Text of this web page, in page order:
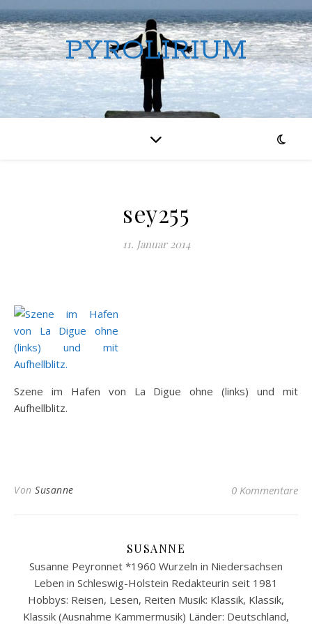
PYROLIRIUM
sey255
11. Januar 2014
Szene im Hafen von La Digue ohne (links) und mit
Aufhellblitz.
Von Susanne 0 Kommentare
SUSANNE
Susanne Peyronnet *1960 Wurzeln in Niedersachsen
Leben in Schleswig-Holstein Redakteurin seit 1981
Hobbys: Reisen, Lesen, Reiten Musik: Klassik, Klassik,
Klassik (Ausnahme Kammermusik) Länder: Deutschland,